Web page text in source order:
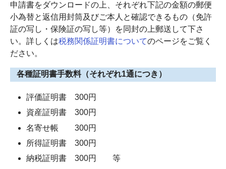
申請書をダウンロードの上、それぞれ下記の金額の郵便
小為替と返信用封筒及びご本人と確認できるもの（免許
証の写し・保険証の写し等）を同封の上郵送して下さ
い。詳しくは税務関係証明書についてのページをご覧く
ださい。
各種証明書手数料（それぞれ1通につき）
評価証明書 300円
資産証明書 300円
名寄せ帳 300円
所得証明書 300円
納税証明書 300円 等